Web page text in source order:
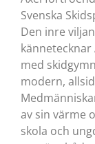
Svenska
Den inre
med
modern,
av sin värme
skola och